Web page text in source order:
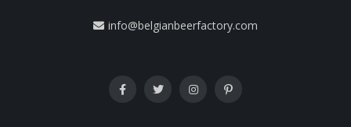
info@belgianbeerfactory.com